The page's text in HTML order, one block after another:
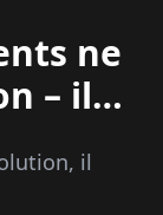
ne
– ils
il